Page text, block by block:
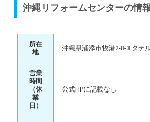
沖縄リフォームセンターの情
所在
地
沖縄県浦添市牧港2-8-3 タテ
営業
時間
（休
業
日）
公式HPに記載なし